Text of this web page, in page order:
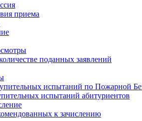
приема
поданных заявлений
испытаний по Пожарной
испытаний абитуриентов
к зачислению